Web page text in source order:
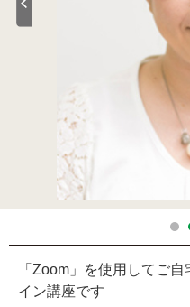
「Zoom」を使用してご
イン講座です